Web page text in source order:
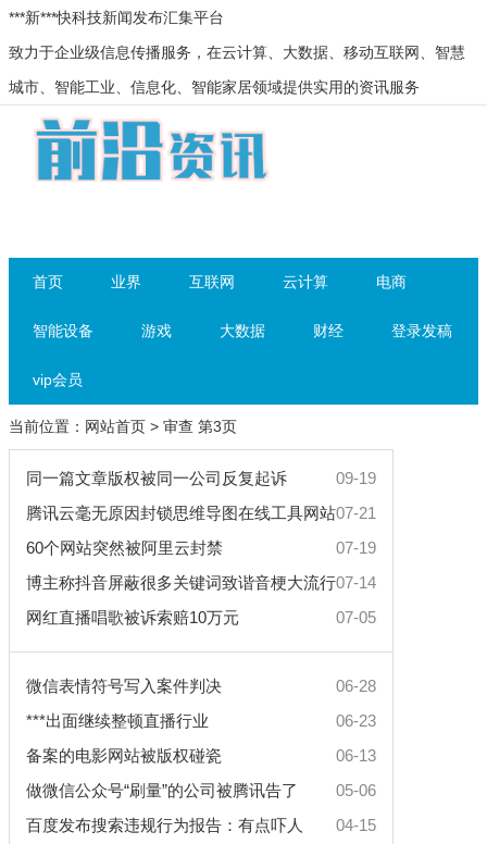
***新***快科技新闻发布汇集平台
致力于企业级信息传播服务，在云计算、大数据、移动互联网、智慧
城市、智能工业、信息化、智能家居领域提供实用的资讯服务
首页 业界 互联网 云计算 电商
智能设备 游戏 大数据 财经 登录发稿
vip会员
当前位置： 网站首页 > 审查 第3页
09-19
同一篇文章版权被同一公司反复起诉
07-21
腾讯云毫无原因封锁思维导图在线工具网站
07-19
60个网站突然被阿里云封禁
07-14
博主称抖音屏蔽很多关键词致谐音梗大流行
07-05
网红直播唱歌被诉索赔10万元
06-28
微信表情符号写入案件判决
06-23
***出面继续整顿直播行业
06-13
备案的电影网站被版权碰瓷
05-06
做微信公众号“刷量”的公司被腾讯告了
04-15
百度发布搜索违规行为报告：有点吓人